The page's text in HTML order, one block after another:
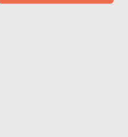
la marque nous y a habitués -
plus robuste sur ses roues